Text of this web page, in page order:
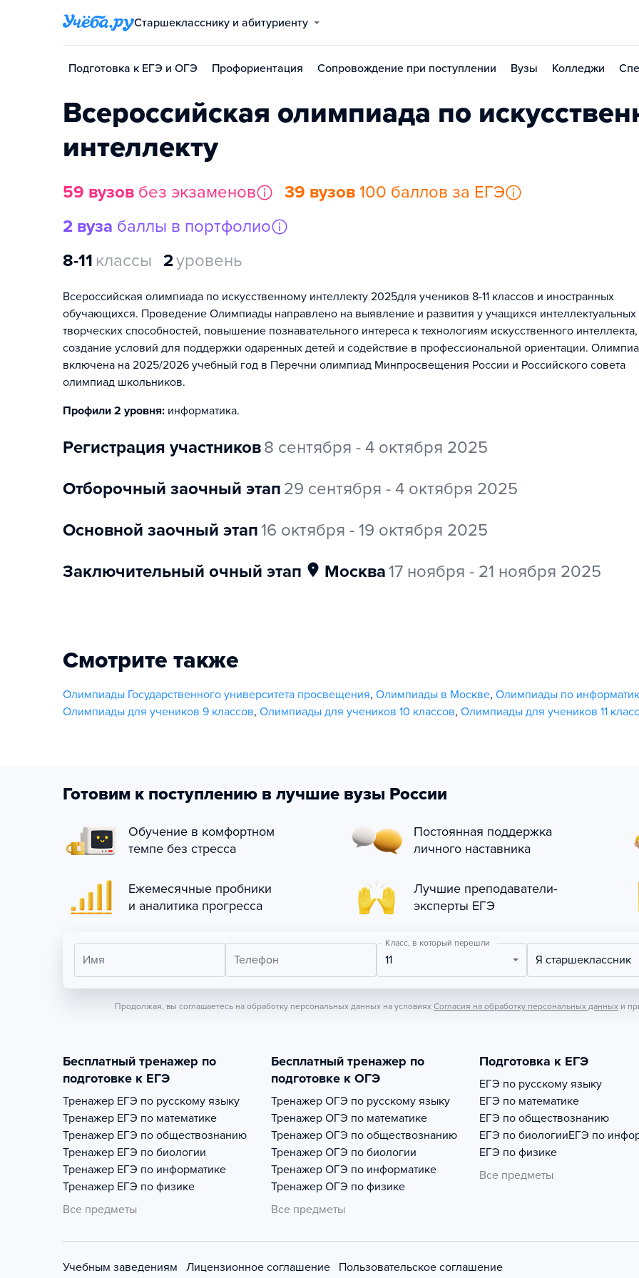
Старшекласснику и абитуриенту
Подготовка к ЕГЭ и ОГЭ Профориентация Сопровождение при поступлении Вузы Колледжи
Всероссийская олимпиада по
интеллекту
59 вузов без экзаменов 39 вузов 100 баллов за ЕГЭ
2 вуза баллы в портфолио
8-11 классы 2уровень
Всероссийская олимпиада по искусственному интеллекту 2025для учеников 8-11 классов и иностранных
обучающихся. Проведение Олимпиады направлено на выявление и развития у учащихся интеллектуальных
творческих способностей, повышение познавательного интереса к технологиям искусственного интеллекта,
создание условий для поддержки одаренных детей и содействие в профессиональной ориентации.
включена на 2025/2026 учебный год в Перечни олимпиад Минпросвещения России и Российского совета
олимпиад школьников.
Профили 2 уровня: информатика.
регистрация участников8 сентября - 4 октября 2025
отборочный заочный этап 29 сентября - 4 октября 2025
основной заочный этап 16 октября - 19 октября 2025
заключительный очный этап
Москва 17 ноября - 21 ноября 2025
Смотрите также
Олимпиады Государственного университета просвещения, Олимпиады в Москве, Олимпиады по
Олимпиады для учеников 9 классов, Олимпиады для учеников 10 классов, Олимпиады для учеников 11
Готовим к поступлению в лучшие вузы России
Обучение в комфортном
темпе без стресса
Постоянная поддержка
личного наставника
Ежемесячные пробники
и аналитика прогресса
Лучшие преподаватели-
эксперты ЕГЭ
Имя Телефон
Класс, в который перешли
11 Я старшеклассник
Продолжая, вы соглашаетесь на обработку персональных данных на условиях Согласия на обработку персональных данных и
Бесплатный тренажер по
подготовке к ЕГЭ
Тренажер ЕГЭ по русскому языку
Тренажер ЕГЭ по математике
Тренажер ЕГЭ по обществознанию
Тренажер ЕГЭ по биологии
Тренажер ЕГЭ по информатике
Тренажер ЕГЭ по физике
Все предметы
Бесплатный тренажер по
подготовке к ОГЭ
Тренажер ОГЭ по русскому языку
Тренажер ОГЭ по математике
Тренажер ОГЭ по обществознанию
Тренажер ОГЭ по биологии
Тренажер ОГЭ по информатике
Тренажер ОГЭ по физике
Все предметы
Подготовка к ЕГЭ
ЕГЭ по русскому языку
ЕГЭ по математике
ЕГЭ по обществознанию
ЕГЭ по биологииЕГЭ по
ЕГЭ по физике
Все предметы
Учебным заведениям Лицензионное соглашение Пользовательское соглашение